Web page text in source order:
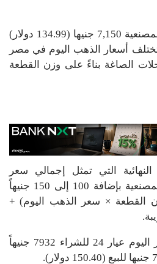
يبلغ سعر عيار 21 اليوم بالمصنعية 7,150 جنيها (134.99 دولار)
أسعار الذهب اليوم في مصر
محلات الصاغة بناءً على وزن القطعة
التي تمثل إجمالي سعر
الجرام + متوسط سعر المصنعية بإضافة 100 إلى 150 جنيهاً
القطعة × سعر الذهب اليوم) +
يبلغ سعر الذهب في مصر اليوم عيار 24 للشراء 7932 جنيهاً